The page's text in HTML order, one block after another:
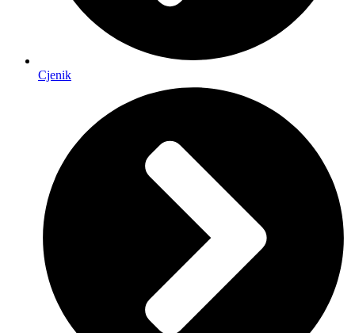
Cjenik